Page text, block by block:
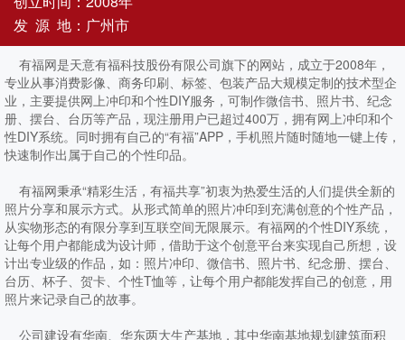
发 源 地：广州市
有福网是天意有福科技股份有限公司旗下的网站，成立于2008年，
专业从事消费影像、商务印刷、标签、包装产品大规模定制的技术型企
业，主要提供网上冲印和个性DIY服务，可制作微信书、照片书、纪念
册、摆台、台历等产品，现注册用户已超过400万，拥有网上冲印和个
性DIY系统。同时拥有自己的“有福”APP，手机照片随时随地一键上传，
快速制作出属于自己的个性印品。
有福网秉承“精彩生活，有福共享”初衷为热爱生活的人们提供全新的
照片分享和展示方式。从形式简单的照片冲印到充满创意的个性产品，
从实物形态的有限分享到互联空间无限展示。有福网的个性DIY系统，
让每个用户都能成为设计师，借助于这个创意平台来实现自己所想，设
计出专业级的作品，如：照片冲印、微信书、照片书、纪念册、摆台、
台历、杯子、贺卡、个性T恤等，让每个用户都能发挥自己的创意，用
照片来记录自己的故事。
公司建设有华南、华东两大生产基地，其中华南基地规划建筑面积